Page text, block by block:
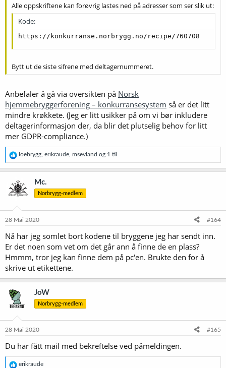
Alle oppskriftene kan forøvrig lastes ned på adresser som ser slik ut:
Kode:
https://konkurranse.norbrygg.no/recipe/760708
Bytt ut de siste sifrene med deltagernummeret.
Anbefaler å gå via oversikten på Norsk
hjemmebryggerforening – konkurransesystem så er det litt
mindre krøkkete. (Jeg er litt usikker på om vi bør inkludere
deltagerinformasjon der, da blir det plutselig behov for litt
mer GDPR-compliance.)
R
e
a
s
j
e
:
loebrygg erikraude msevland og 1 til
Mc.
Norbrygg-medlem
28 Mai 2020 #164
Nå har jeg somlet bort kodene til bryggene jeg har sendt inn.
Er det noen som vet om det går ann å finne de en plass?
Hmmm, tror jeg kan finne dem på pc'en. Brukte den for å
skrive ut etikettene.
JoW
Norbrygg-medlem
28 Mai 2020 #165
Du har fått mail med bekreftelse ved påmeldingen.
R
erikraude